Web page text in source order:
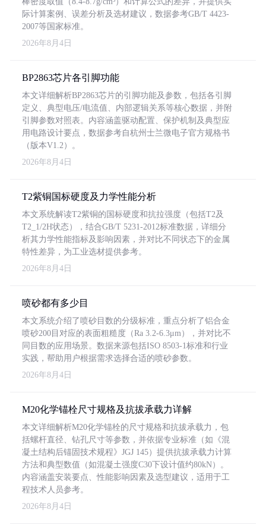
际计算案例、误差分析及选材建议，数据参考GB/T 4423-
2007等国家标准。
2026年8月4日
BP2863芯片各引脚功能
本文详细解析BP2863芯片的引脚功能及参数，包括各引脚
定义、典型电压/电流值、内部逻辑关系等核心数据，并附
引脚参数对照表。内容涵盖驱动配置、保护机制及典型应
用电路设计要点，数据参考自杭州士兰微电子官方规格书
（版本V1.2）。
2026年8月4日
T2紫铜国标硬度及力学性能分析
本文系统解读T2紫铜的国标硬度和抗拉强度（包括T2及
T2_1/2H状态），结合GB/T 5231-2012标准数据，详细分
析其力学性能指标及影响因素，并对比不同状态下的金属
特性差异，为工业选材提供参考。
2026年8月4日
喷砂都有多少目
本文系统介绍了喷砂目数的分级标准，重点分析了铝合金
喷砂200目对应的表面粗糙度（Ra 3.2-6.3μm），并对比不
同目数的应用场景。数据来源包括ISO 8503-1标准和行业
实践，帮助用户根据需求选择合适的喷砂参数。
2026年8月4日
M20化学锚栓尺寸规格及抗拔承载力详解
本文详细解析M20化学锚栓的尺寸规格和抗拔承载力，包
括螺杆直径、钻孔尺寸等参数，并依据专业标准（如《混
凝土结构后锚固技术规程》JGJ 145）提供抗拔承载力计算
方法和典型数值（如混凝土强度C30下设计值约80kN）。
内容涵盖安装要点、性能影响因素及选型建议，适用于工
程技术人员参考。
2026年8月4日